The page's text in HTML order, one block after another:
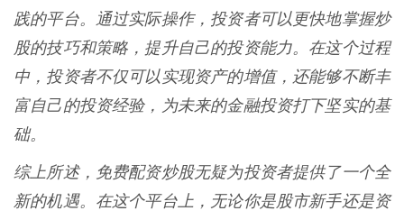
践的平台。通过实际操作，投资者可以更快地掌握炒
股的技巧和策略，提升自己的投资能力。在这个过程
中，投资者不仅可以实现资产的增值，还能够不断丰
富自己的投资经验，为未来的金融投资打下坚实的基
础。
综上所述，免费配资炒股无疑为投资者提供了一个全
新的机遇。在这个平台上，无论你是股市新手还是资